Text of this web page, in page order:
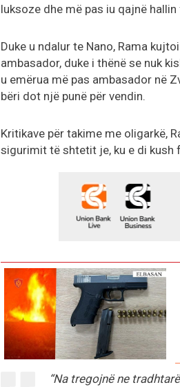
luksoze dhe më pas iu qajnë
Duke u ndalur te Nano, Rama
ambasador, duke i thënë se nuk
u emërua më pas ambasador në
bëri dot një punë për vendin.
Kritikave për takime me oligarkë,
sigurimit të shtetit je, ku e di kush
“Na tregojnë ne